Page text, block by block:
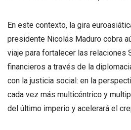
En este contexto, la gira
presidente Nicolás Maduro cobra
viaje para fortalecer las relaciones
financieros a través de la
con la justicia social: en la
cada vez más multicéntrico y
del último imperio y acelerará el